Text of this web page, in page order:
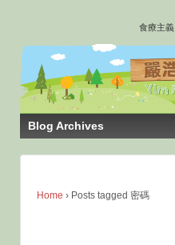
TO
MAIN
CONTENT
食療主義
Blog Archives
Home › Posts tagged 密碼